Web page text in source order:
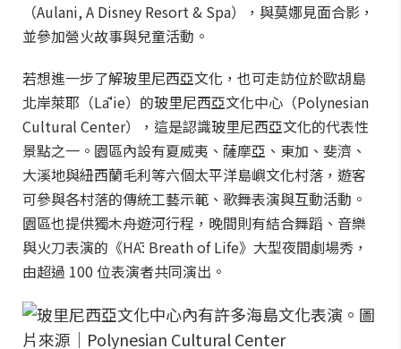
（Aulani, A Disney Resort & Spa），與莫娜見面合影，
並參加營火故事與兒童活動。
若想進一步了解玻里尼西亞文化，也可走訪位於歐胡島
北岸萊耶（Lāʻie）的玻里尼西亞文化中心（Polynesian
Cultural Center），這是認識玻里尼西亞文化的代表性
景點之一。園區內設有夏威夷、薩摩亞、東加、斐濟、
大溪地與紐西蘭毛利等六個太平洋島嶼文化村落，遊客
可參與各村落的傳統工藝示範、歌舞表演與互動活動。
園區也提供獨木舟遊河行程，晚間則有結合舞蹈、音樂
與火刀表演的《HĀ: Breath of Life》大型夜間劇場秀，
由超過 100 位表演者共同演出。